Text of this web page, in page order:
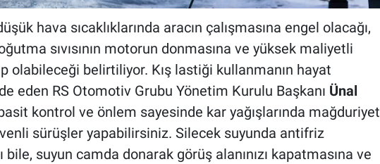
hava sıcaklıklarında aracın çalışmasına engel olacağı,
sıvısının motorun donmasına ve yüksek maliyetli
olabileceği belirtiliyor. Kış lastiği kullanmanın hayat
eden RS Otomotiv Grubu Yönetim Kurulu Başkanı Ünal
kontrol ve önlem sayesinde kar yağışlarında mağduriyet
sürüşler yapabilirsiniz. Silecek suyunda antifriz
bile, suyun camda donarak görüş alanınızı kapatmasına ve